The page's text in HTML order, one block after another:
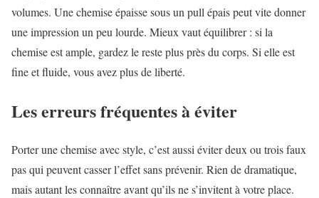
volumes. Une chemise épaisse sous un pull épais peut vite donner
une impression un peu lourde. Mieux vaut équilibrer : si la
chemise est ample, gardez le reste plus près du corps. Si elle est
fine et fluide, vous avez plus de liberté.
Les erreurs fréquentes à éviter
Porter une chemise avec style, c’est aussi éviter deux ou trois faux
pas qui peuvent casser l’effet sans prévenir. Rien de dramatique,
mais autant les connaître avant qu’ils ne s’invitent à votre place.